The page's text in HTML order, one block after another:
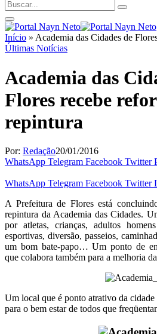
Início » Academia das Cidades de
Últimas Notícias
Academia das
Flores recebe
repintura
Por: Redação20/01/2016
WhatsApp Telegram Facebook Twitter
WhatsApp Telegram Facebook Twitter
A Prefeitura de Flores está
repintura da Academia das Cidades.
por atletas, crianças, adultos
esportivas, diversão, passeios,
um bom bate-papo… Um ponto de
que colabora também para a melhoria
Um local que é ponto atrativo da cidade
para o bem estar de todos que